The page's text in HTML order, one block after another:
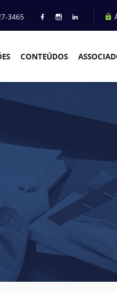
3465
CONTEÚDOS